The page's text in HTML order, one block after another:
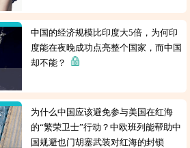
中国的经济规模比印度大5倍，为何印
度能在夜晚成功点亮整个国家，而中国
却不能？
为什么中国应该避免参与美国在红海
的“繁荣卫士”行动？中欧班列能帮助中
国规避也门胡塞武装对红海的封锁